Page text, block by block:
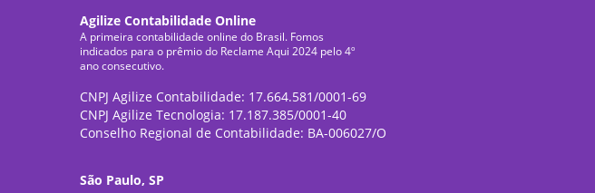
Agilize Contabilidade Online
A primeira contabilidade online do Brasil. Fomos
indicados para o prêmio do Reclame Aqui 2024 pelo 4º
ano consecutivo.
CNPJ Agilize Contabilidade: 17.664.581/0001-69
CNPJ Agilize Tecnologia: 17.187.385/0001-40
Conselho Regional de Contabilidade: BA-006027/O
São Paulo, SP